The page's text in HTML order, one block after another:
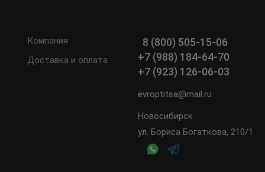
Компания
Доставка и оплата
8 (800) 505-15-06
+7 (988) 184-64-70
+7 (923) 126-06-03
evroptitsa@mail.ru
Новосибирск
ул. Бориса Богаткова, 210/1